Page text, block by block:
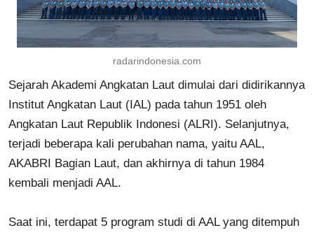
radarindonesia.com
Sejarah Akademi Angkatan Laut dimulai dari didirikannya
Institut Angkatan Laut (IAL) pada tahun 1951 oleh
Angkatan Laut Republik Indonesi (ALRI). Selanjutnya,
terjadi beberapa kali perubahan nama, yaitu AAL,
AKABRI Bagian Laut, dan akhirnya di tahun 1984
kembali menjadi AAL.
Saat ini, terdapat 5 program studi di AAL yang ditempuh